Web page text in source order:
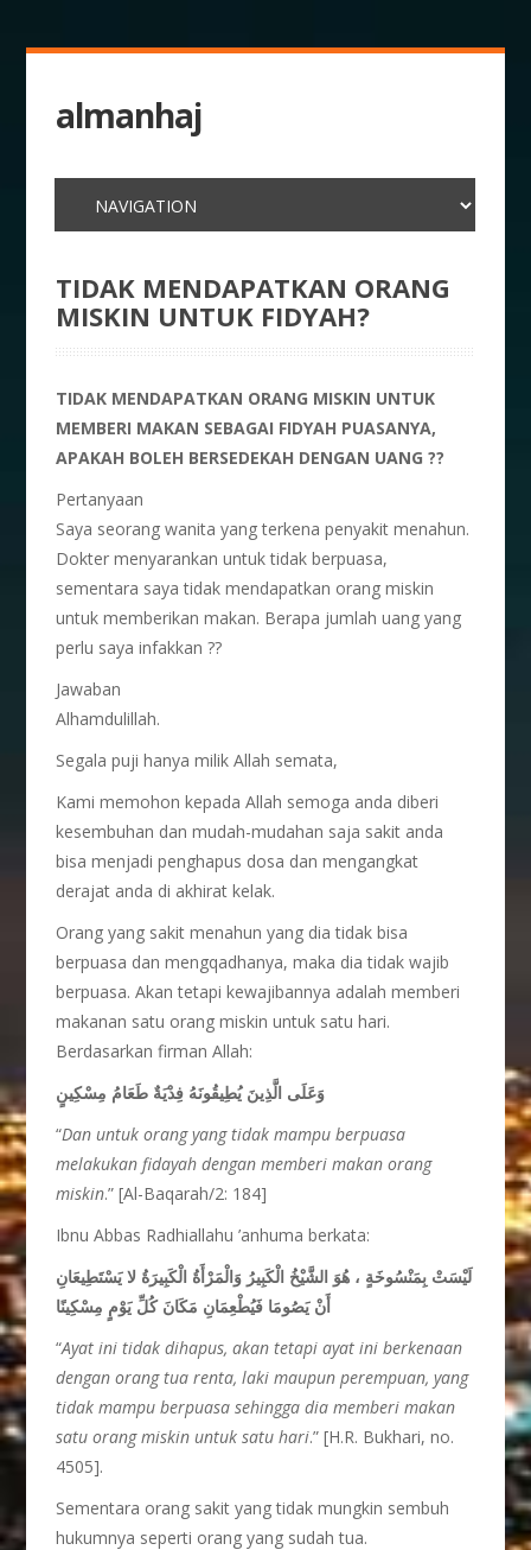
almanhaj
TIDAK MENDAPATKAN ORANG
MISKIN UNTUK FIDYAH?
TIDAK MENDAPATKAN ORANG MISKIN UNTUK
MEMBERI MAKAN SEBAGAI FIDYAH PUASANYA,
APAKAH BOLEH BERSEDEKAH DENGAN UANG ??
Pertanyaan
Saya seorang wanita yang terkena penyakit menahun.
Dokter menyarankan untuk tidak berpuasa,
sementara saya tidak mendapatkan orang miskin
untuk memberikan makan. Berapa jumlah uang yang
perlu saya infakkan ??
Jawaban
Alhamdulillah.
Segala puji hanya milik Allah semata,
Kami memohon kepada Allah semoga anda diberi
kesembuhan dan mudah-mudahan saja sakit anda
bisa menjadi penghapus dosa dan mengangkat
derajat anda di akhirat kelak.
Orang yang sakit menahun yang dia tidak bisa
berpuasa dan mengqadhanya, maka dia tidak wajib
berpuasa. Akan tetapi kewajibannya adalah memberi
makanan satu orang miskin untuk satu hari.
Berdasarkan firman Allah:
وَعَلَى الَّذِينَ يُطِيقُونَهُ فِدْيَةٌ طَعَامُ مِسْكِينٍ
“Dan untuk orang yang tidak mampu berpuasa
melakukan fidayah dengan memberi makan orang
miskin.” [Al-Baqarah/2: 184]
Ibnu Abbas Radhiallahu ’anhuma berkata:
لَيْسَتْ بِمَنْسُوخَةٍ ، هُوَ الشَّيْخُ الْكَبِيرُ وَالْمَرْأَةُ الْكَبِيرَةُ لا يَسْتَطِيعَانِ
أَنْ يَصُومَا فَيُطْعِمَانِ مَكَانَ كُلِّ يَوْمٍ مِسْكِينًا
“Ayat ini tidak dihapus, akan tetapi ayat ini berkenaan
dengan orang tua renta, laki maupun perempuan, yang
tidak mampu berpuasa sehingga dia memberi makan
satu orang miskin untuk satu hari.” [H.R. Bukhari, no.
4505].
Sementara orang sakit yang tidak mungkin sembuh
hukumnya seperti orang yang sudah tua.